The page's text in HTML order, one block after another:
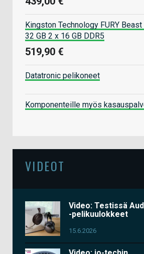
Kingston Technology FURY
32 GB 2 x 16 GB DDR5
519,90 €
Datatronic pelikoneet
Komponenteille myös
VIDEOT
Video: Testissä
-pelikuulokkeet
15.6.2026